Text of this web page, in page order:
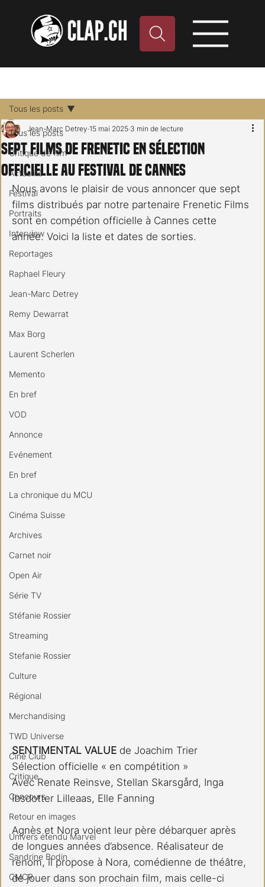
Tous les posts
Critique de film
Actualité
Festival
Portraits
Interview
Reportages
Raphael Fleury
Jean-Marc Detrey
Remy Dewarrat
Max Borg
Laurent Scherlen
Memento
En bref
VOD
Annonce
Evénement
En bref
La chronique du MCU
Cinéma Suisse
Archives
Carnet noir
Open Air
Série TV
Stéfanie Rossier
Streaming
Stefanie Rossier
Culture
Régional
Merchandising
TWD Universe
Ciné Club
Critique
Concours
Retour en images
Univers étendu Marvel
Sandrine Bodin
CMCR
Tous les posts
Sept films de Frenetic en sélection
officielle au Festival de Cannes
Jean-Marc Detrey 15 mai 2025 3 min de lecture
Nous avons le plaisir de vous annoncer que sept
films distribués par notre partenaire Frenetic Films
sont en compétion officielle à Cannes cette
année. Voici la liste et dates de sorties.
SENTIMENTAL VALUE de Joachim Trier
Sélection officielle « en compétition »
Avec Renate Reinsve, Stellan Skarsgård, Inga
Ibsdotter Lilleaas, Elle Fanning
Agnès et Nora voient leur père débarquer après
de longues années d’absence. Réalisateur de
renom, il propose à Nora, comédienne de théâtre,
de jouer dans son prochain film, mais celle-ci